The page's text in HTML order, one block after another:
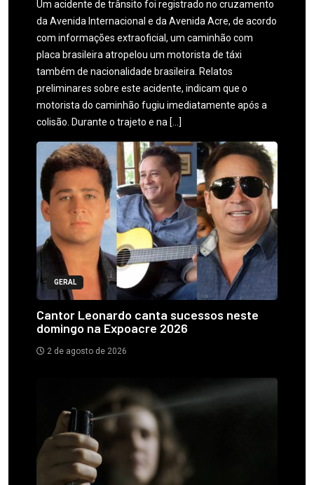
Um acidente de trânsito foi registrado no cruzamento
da Avenida Internacional e da Avenida Acre, de acordo
com informações extraoficial, um caminhão com
placa brasileira atropelou um motorista de táxi
também de nacionalidade brasileira. Relatos
preliminares sobre este acidente, indicam que o
motorista do caminhão fugiu imediatamente após a
colisão. Durante o trajeto e na […]
GERAL
Cantor Leonardo canta sucessos neste
domingo na Expoacre 2026
2 de agosto de 2026